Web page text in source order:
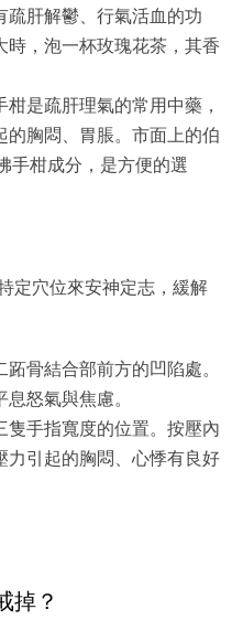
疏肝解鬱、行氣活血的功
時，泡一杯玫瑰花茶，其香
柑是疏肝理氣的常用中藥，
的胸悶、胃脹。市面上的伯
手柑成分，是方便的選
定穴位來安神定志，緩解
骨結合部前方的凹陷處。
怒氣與焦慮。
隻手指寬度的位置。按壓內
力引起的胸悶、心悸有良好
掉？